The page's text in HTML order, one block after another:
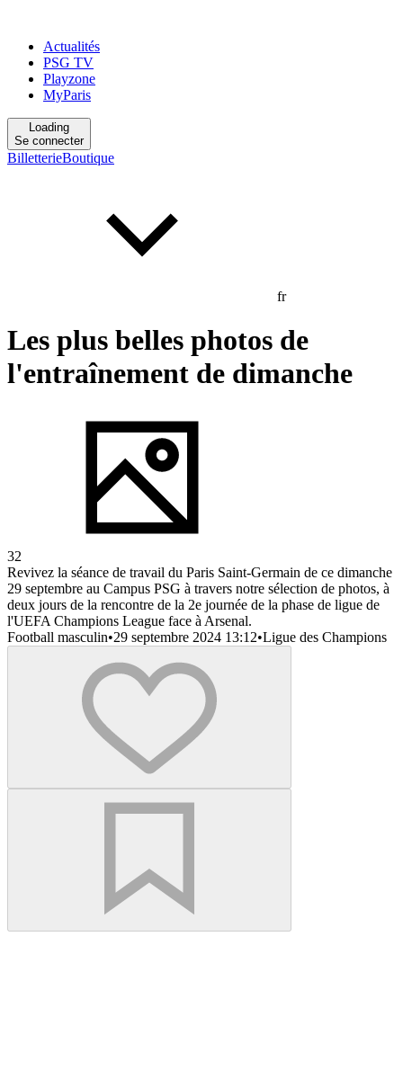
Actualités
PSG TV
Playzone
MyParis
Loading
Se connecter
BilletterieBoutique
fr
Les plus belles photos de
l'entraînement de dimanche
32
Revivez la séance de travail du Paris Saint-Germain de ce dimanche
29 septembre au Campus PSG à travers notre sélection de photos, à
deux jours de la rencontre de la 2e journée de la phase de ligue de
l'UEFA Champions League face à Arsenal.
Football masculin•29 septembre 2024 13:12•Ligue des Champions